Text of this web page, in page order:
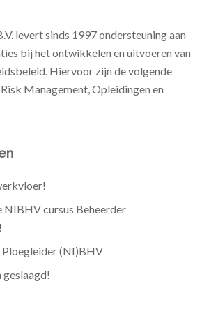
levert sinds 1997 ondersteuning aan
bij het ontwikkelen en uitvoeren van
Hiervoor zijn de volgende
Management, Opleidingen en
NIBHV cursus Beheerder
(NI)BHV